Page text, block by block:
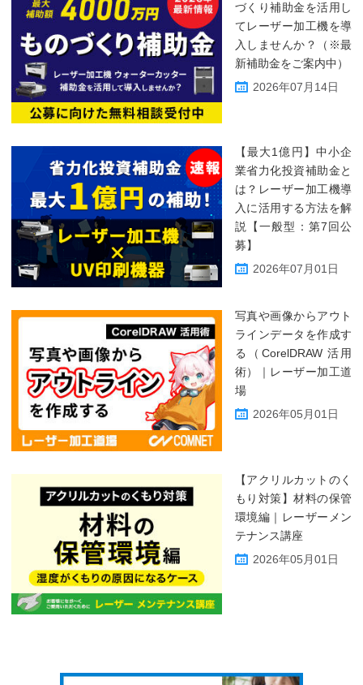
づくり補助金を活用し
てレーザー加工機を導
入しませんか？（※最
新補助金をご案内中）
2026年07月14日
【最大1億円】中小企
業省力化投資補助金と
は？レーザー加工機導
入に活用する方法を解
説【一般型：第7回公
募】
2026年07月01日
写真や画像からアウト
ラインデータを作成す
る（CorelDRAW 活用
術）｜レーザー加工道
場
2026年05月01日
【アクリルカットのく
もり対策】材料の保管
環境編｜レーザーメン
テナンス講座
2026年05月01日